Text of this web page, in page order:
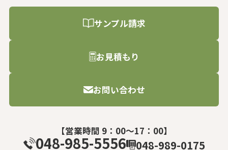
サンプル請求
お見積もり
お問い合わせ
【営業時間 9：00～17：00】
048-985-5556 048-989-0175